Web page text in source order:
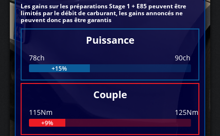
Les gains sur les préparations Stage 1 + E85 peuvent être
limités par le débit de carburant, les gains annoncés ne
peuvent donc pas être garantis
Puissance
78ch 90ch
+15%
Couple
115Nm 125Nm
+9%